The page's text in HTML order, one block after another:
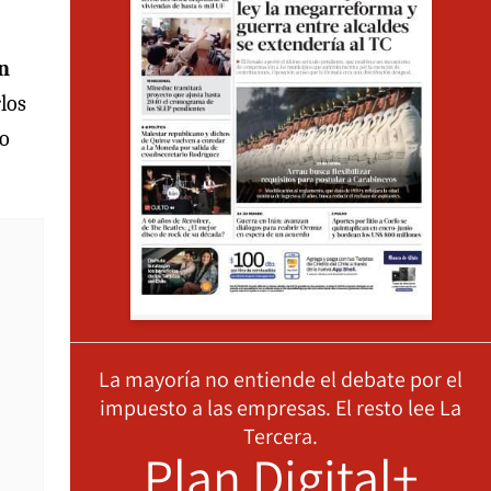
La mayoría no entiende el debate por el
impuesto a las empresas. El resto lee La
Tercera.
Plan Digital+